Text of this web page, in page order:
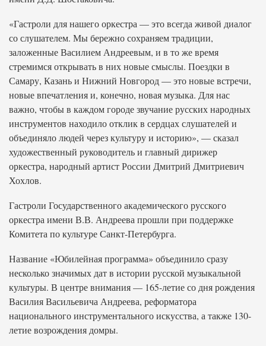
«Гастроли для нашего оркестра — это всегда живой диалог
со слушателем. Мы бережно сохраняем традиции,
заложенные Василием Андреевым, и в то же время
стремимся открывать в них новые смыслы. Поездки в
Самару, Казань и Нижний Новгород — это новые встречи,
новые впечатления и, конечно, новая музыка. Для нас
важно, чтобы в каждом городе звучание русских народных
инструментов находило отклик в сердцах слушателей и
объединяло людей через культуру и историю», — сказал
художественный руководитель и главный дирижер
оркестра, народный артист России Дмитрий Дмитриевич
Хохлов.
Гастроли Государственного академического русского
оркестра имени В.В. Андреева прошли при поддержке
Комитета по культуре Санкт-Петербурга.
Название «Юбилейная программа» объединило сразу
несколько значимых дат в истории русской музыкальной
культуры. В центре внимания — 165-летие со дня рождения
Василия Васильевича Андреева, реформатора
национального инструментального искусства, а также 130-
летие возрождения домры.